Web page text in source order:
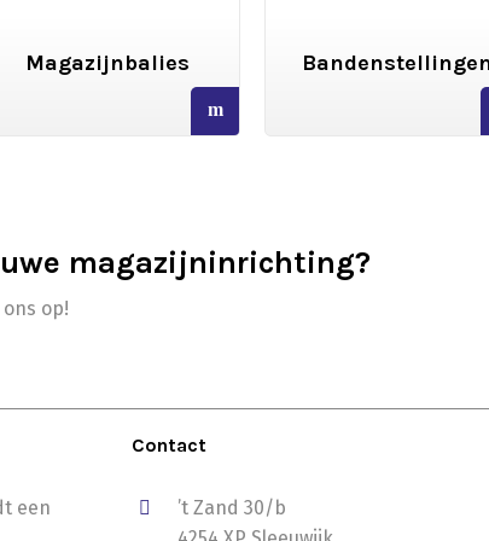
Magazijnbalies
read
more
magazijninrichting?
op!
een
Contact
’t Zand 30/b